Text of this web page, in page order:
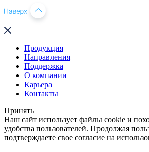
Продукция
Направления
Поддержка
О компании
Карьера
Контакты
Принять
Наш сайт использует файлы cookie и
удобства пользователей. Продолжая
подтверждаете свое согласие на